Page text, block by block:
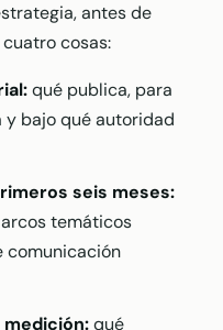
antes de
cosas:
qué publica, para
y bajo qué autoridad
seis meses:
temáticos
comunicación
qué